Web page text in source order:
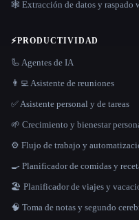
🕸️ Extracción de datos y raspado
⚡PRODUCTIVIDAD
🦾 Agentes de IA
👨‍💻 Asistente de reuniones
✅ Asistente personal y de tareas
🌱 Crecimiento y bienestar
⚙️ Flujo de trabajo y
🍳 Planificador de comidas y
🏖 Planificador de viajes y
🧠 Toma de notas y segundo